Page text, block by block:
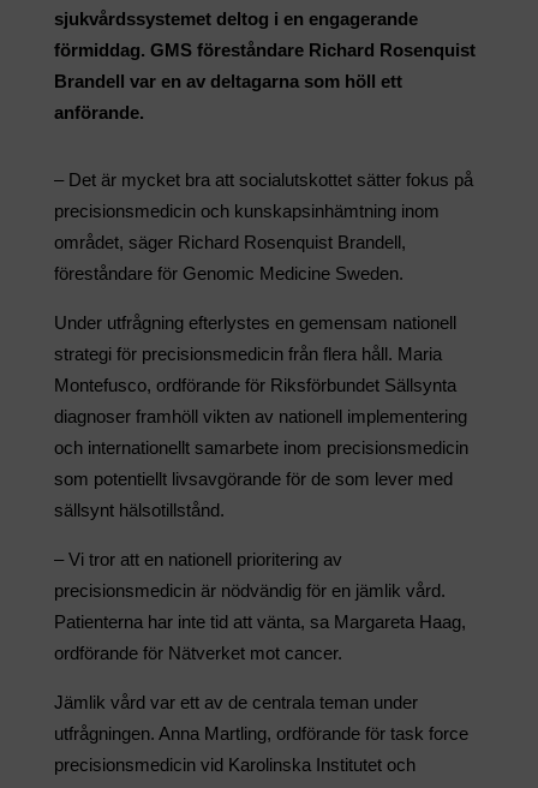
sjukvårdssystemet deltog i en engagerande
förmiddag. GMS föreståndare Richard Rosenquist
Brandell var en av deltagarna som höll ett
anförande.
– Det är mycket bra att socialutskottet sätter fokus på
precisionsmedicin och kunskapsinhämtning inom
området, säger Richard Rosenquist Brandell,
föreståndare för Genomic Medicine Sweden.
Under utfrågning efterlystes en gemensam nationell
strategi för precisionsmedicin från flera håll. Maria
Montefusco, ordförande för Riksförbundet Sällsynta
diagnoser framhöll vikten av nationell implementering
och internationellt samarbete inom precisionsmedicin
som potentiellt livsavgörande för de som lever med
sällsynt hälsotillstånd.
– Vi tror att en nationell prioritering av
precisionsmedicin är nödvändig för en jämlik vård.
Patienterna har inte tid att vänta, sa Margareta Haag,
ordförande för Nätverket mot cancer.
Jämlik vård var ett av de centrala teman under
utfrågningen. Anna Martling, ordförande för task force
precisionsmedicin vid Karolinska Institutet och